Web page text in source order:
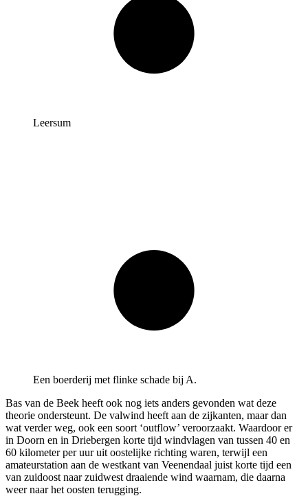
Leersum
Een boerderij met flinke schade bij A.
Bas van de Beek heeft ook nog iets anders gevonden wat deze
theorie ondersteunt. De valwind heeft aan de zijkanten, maar dan
wat verder weg, ook een soort ‘outflow’ veroorzaakt. Waardoor er
in Doorn en in Driebergen korte tijd windvlagen van tussen 40 en
60 kilometer per uur uit oostelijke richting waren, terwijl een
amateurstation aan de westkant van Veenendaal juist korte tijd een
van zuidoost naar zuidwest draaiende wind waarnam, die daarna
weer naar het oosten terugging.